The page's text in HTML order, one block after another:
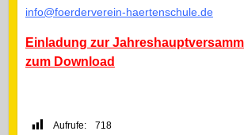
info@foerderverein-haertenschule.de
Einladung zur
zum Download
Aufrufe: 718